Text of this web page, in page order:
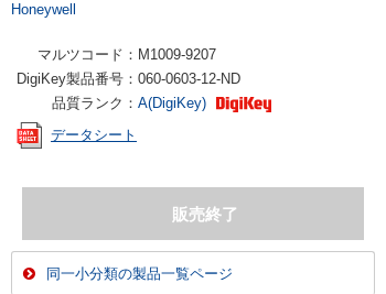
Honeywell
マルツコード： M1009-9207
DigiKey製品番号： 060-0603-12-ND
品質ランク： A(DigiKey)
データシート
同一小分類の製品一覧ページ